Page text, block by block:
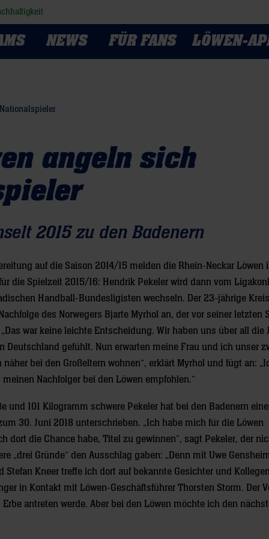
NEWS FÜR FANS LÖWEN-
angeln sich
2015 zu den Badenern
auf die Saison 2014/15 melden die Rhein-Neckar Löwen
die Spielzeit 2015/16: Hendrik Pekeler wird dann vom
Handball-Bundesligisten wechseln. Der 23-jährige
des Norwegers Bjarte Myrhol an, der vor seiner letzten
war keine leichte Entscheidung. Wir haben uns über all die
Deutschland gefühlt. Nun erwarten meine Frau und ich unser
bei den Großeltern wohnen“, erklärt Myrhol und fügt an:
Nachfolger bei den Löwen empfohlen.“
und 101 Kilogramm schwere Pekeler hat bei den Badenern
30. Juni 2018 unterschrieben. „Ich habe mich für die Löwen
dort die Chance habe, Titel zu gewinnen“, sagt Pekeler, der
„drei Gründe“ den Ausschlag gaben: „Denn mit Uwe
Stefan Kneer treffe ich dort auf bekannte Gesichter und
in Kontakt mit Löwen-Geschäftsführer Thorsten Storm. Der
antreten werde. Aber bei den Löwen möchte ich den